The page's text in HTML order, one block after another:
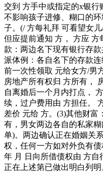
交到 方手中或指定的x银行
不影响孩子进修、糊口的
子。(/ 方每礼拜 可看望女
但应提前通知 方， 方应 方
款：两边名下现有银行存
派体例：各自名下的存款
前一次性领取 元给女方/男
房地产所有权归 方所有，
自离婚后一个月内打点，
续，过户费用由 方担任。
差价 元给 方。(3)其他财富
有，男女两边各自的私家
单)。两边确认正在婚姻关
权，任何一方如对外负有
年 月 日向所借债权由 方自
正在上述第已做出明白列